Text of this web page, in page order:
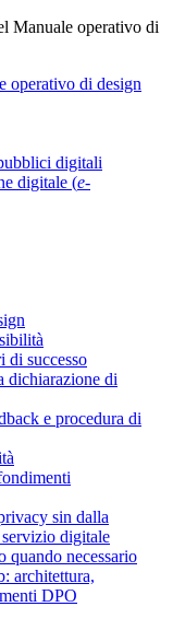
Manuale operativo di
operativo di design
digitali
digitale (e-
di successo
dichiarazione di
e procedura di
sin dalla
digitale
quando necessario
architettura,
DPO